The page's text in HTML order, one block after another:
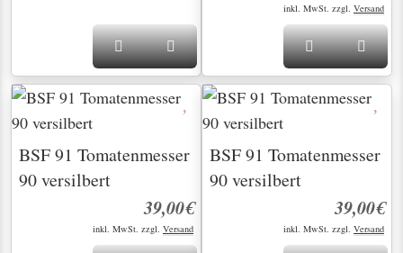
inkl. MwSt. zzgl. Versand
BSF 91 Tomatenmesser
90 versilbert
39,00€
inkl. MwSt. zzgl. Versand
BSF 91 Tomatenmesser
90 versilbert
39,00€
inkl. MwSt. zzgl. Versand